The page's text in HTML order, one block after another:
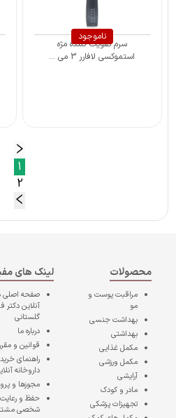
ناموجود
سرم تقویت کننده مژه
استموکسی لافارر 3 می ...
1
2
محصولات
مراقبت پوست و
مو
بهداشت جنسی
بهداشتی
مکمل غذایی
مکمل ورزشی
آرایشی
مادر و کودک
تجهیزات پزشکی
لینک های
صفحه اصلی
آنلاین دکتر
گلستانی
درباره ما
قوانین و
راهنمای خرید
داروخانه
مجوزها و
حفظ و
شخصی